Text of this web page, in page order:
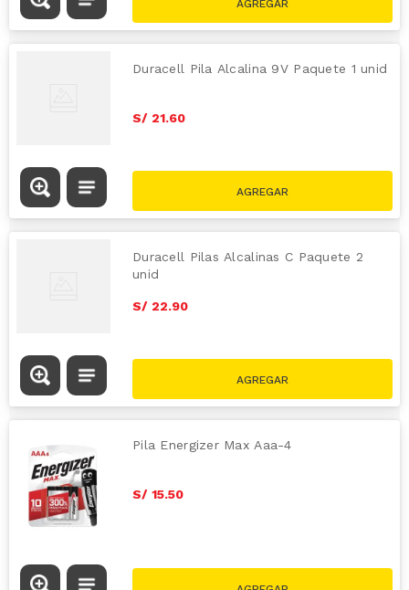
Duracell Pila Alcalina 9V Paquete 1 unid
S/ 21.60
Duracell Pilas Alcalinas C Paquete 2
unid
S/ 22.90
Pila Energizer Max Aaa-4
S/ 15.50